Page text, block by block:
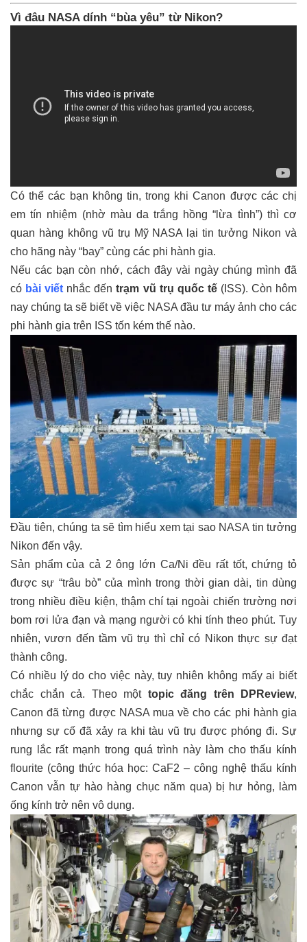
Vì đâu NASA dính “bùa yêu” từ Nikon?
Có thể các bạn không tin, trong khi Canon được các chị
em tín nhiệm (nhờ màu da trắng hồng “lừa tình”) thì cơ
quan hàng không vũ trụ Mỹ NASA lại tin tưởng Nikon và
cho hãng này “bay” cùng các phi hành gia.
Nếu các bạn còn nhớ, cách đây vài ngày chúng mình đã
có bài viết nhắc đếntrạm vũ trụ quốc tế(ISS). Còn hôm
nay chúng ta sẽ biết về việc NASA đầu tư máy ảnh cho các
phi hành gia trên ISS tốn kém thế nào.
Đầu tiên, chúng ta sẽ tìm hiểu xem tại sao NASA tin tưởng
Nikon đến vậy.
Sản phẩm của cả 2 ông lớn Ca/Ni đều rất tốt, chứng tỏ
được sự “trâu bò” của mình trong thời gian dài, tin dùng
trong nhiều điều kiện, thậm chí tại ngoài chiến trường nơi
bom rơi lửa đạn và mạng người có khi tính theo phút. Tuy
nhiên, vươn đến tầm vũ trụ thì chỉ có Nikon thực sự đạt
thành công.
Có nhiều lý do cho việc này, tuy nhiên không mấy ai biết
chắc chắn cả. Theo một topic đăng trên DPReview,
Canon đã từng được NASA mua về cho các phi hành gia
nhưng sự cố đã xảy ra khi tàu vũ trụ được phóng đi. Sự
rung lắc rất mạnh trong quá trình này làm cho thấu kính
flourite (công thức hóa học: CaF2 – công nghệ thấu kính
Canon vẫn tự hào hàng chục năm qua) bị hư hỏng, làm
ống kính trở nên vô dụng.